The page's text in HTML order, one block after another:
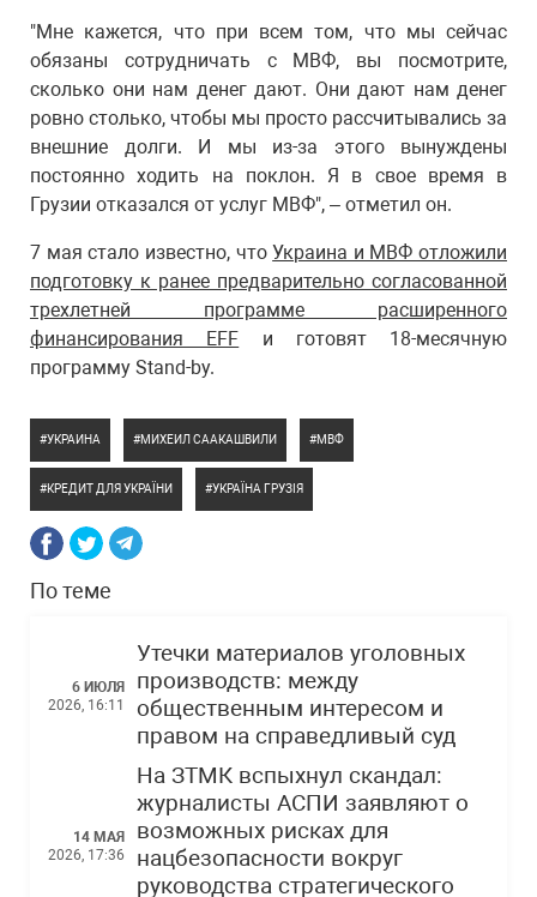
"Мне кажется, что при всем том, что мы сейчас
обязаны сотрудничать с МВФ, вы посмотрите,
сколько они нам денег дают. Они дают нам денег
ровно столько, чтобы мы просто рассчитывались за
внешние долги. И мы из-за этого вынуждены
постоянно ходить на поклон. Я в свое время в
Грузии отказался от услуг МВФ", – отметил он.
7 мая стало известно, чтоУкраина и МВФ отложили
подготовку к ранее предварительно согласованной
трехлетней программе расширенного
финансирования EFF и готовят 18-месячную
программу Stand-by.
УКРАИНА МИХЕИЛ СААКАШВИЛИ МВФ
КРЕДИТ ДЛЯ УКРАЇНИ УКРАЇНА ГРУЗІЯ
По теме
6 ИЮЛЯ
2026, 16:11
Утечки материалов уголовных
производств: между
общественным интересом и
правом на справедливый суд
14 МАЯ
2026, 17:36
На ЗТМК вспыхнул скандал:
журналисты АСПИ заявляют о
возможных рисках для
нацбезопасности вокруг
руководства стратегического